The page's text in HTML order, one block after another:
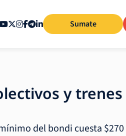
Sumate
y trenes
del bondi cuesta